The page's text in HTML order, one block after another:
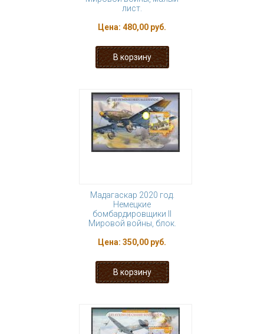
лист.
Цена: 480,00 руб.
Мадагаскар 2020 год.
Немецкие
бомбардировщики II
Мировой войны, блок.
Цена: 350,00 руб.